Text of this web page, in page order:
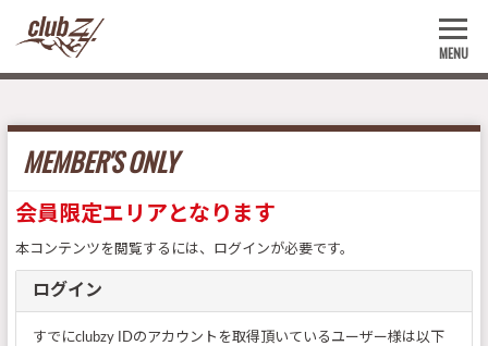
MENU
MEMBER'S ONLY
会員限定エリアとなります
本コンテンツを閲覧するには、ログインが必要です。
ログイン
すでにclubzy IDのアカウントを取得頂いているユーザー様は以下